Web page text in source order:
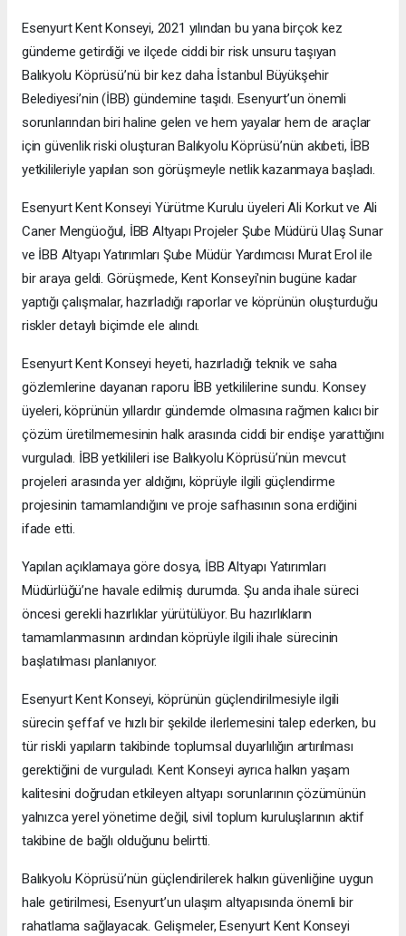
Esenyurt Kent Konseyi, 2021 yılından bu yana birçok kez
gündeme getirdiği ve ilçede ciddi bir risk unsuru taşıyan
Balıkyolu Köprüsü’nü bir kez daha İstanbul Büyükşehir
Belediyesi’nin (İBB) gündemine taşıdı. Esenyurt’un önemli
sorunlarından biri haline gelen ve hem yayalar hem de araçlar
için güvenlik riski oluşturan Balıkyolu Köprüsü’nün akıbeti, İBB
yetkilileriyle yapılan son görüşmeyle netlik kazanmaya başladı.
Esenyurt Kent Konseyi Yürütme Kurulu üyeleri Ali Korkut ve Ali
Caner Mengüoğul, İBB Altyapı Projeler Şube Müdürü Ulaş Sunar
ve İBB Altyapı Yatırımları Şube Müdür Yardımcısı Murat Erol ile
bir araya geldi. Görüşmede, Kent Konseyi'nin bugüne kadar
yaptığı çalışmalar, hazırladığı raporlar ve köprünün oluşturduğu
riskler detaylı biçimde ele alındı.
Esenyurt Kent Konseyi heyeti, hazırladığı teknik ve saha
gözlemlerine dayanan raporu İBB yetkililerine sundu. Konsey
üyeleri, köprünün yıllardır gündemde olmasına rağmen kalıcı bir
çözüm üretilmemesinin halk arasında ciddi bir endişe yarattığını
vurguladı. İBB yetkilileri ise Balıkyolu Köprüsü’nün mevcut
projeleri arasında yer aldığını, köprüyle ilgili güçlendirme
projesinin tamamlandığını ve proje safhasının sona erdiğini
ifade etti.
Yapılan açıklamaya göre dosya, İBB Altyapı Yatırımları
Müdürlüğü’ne havale edilmiş durumda. Şu anda ihale süreci
öncesi gerekli hazırlıklar yürütülüyor. Bu hazırlıkların
tamamlanmasının ardından köprüyle ilgili ihale sürecinin
başlatılması planlanıyor.
Esenyurt Kent Konseyi, köprünün güçlendirilmesiyle ilgili
sürecin şeffaf ve hızlı bir şekilde ilerlemesini talep ederken, bu
tür riskli yapıların takibinde toplumsal duyarlılığın artırılması
gerektiğini de vurguladı. Kent Konseyi ayrıca halkın yaşam
kalitesini doğrudan etkileyen altyapı sorunlarının çözümünün
yalnızca yerel yönetime değil, sivil toplum kuruluşlarının aktif
takibine de bağlı olduğunu belirtti.
Balıkyolu Köprüsü’nün güçlendirilerek halkın güvenliğine uygun
hale getirilmesi, Esenyurt’un ulaşım altyapısında önemli bir
rahatlama sağlayacak. Gelişmeler, Esenyurt Kent Konseyi